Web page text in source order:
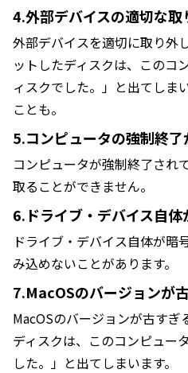
4.外部デバイスの適切な
外部デバイスを適切に取り外
ットしたディスクは、このコ
ィスクでした。」と出てしま
ことも。
5.コンピュータの強制終了
コンピュータが強制終了され
取ることができません。
6.ドライブ・デバイス自体
ドライブ・デバイス自体が暗
み込めないことがあります。
7.MacOSのバージョンが
MacOSのバージョンが古す
ディスクは、このコンピュー
した。」と出てしまいます。